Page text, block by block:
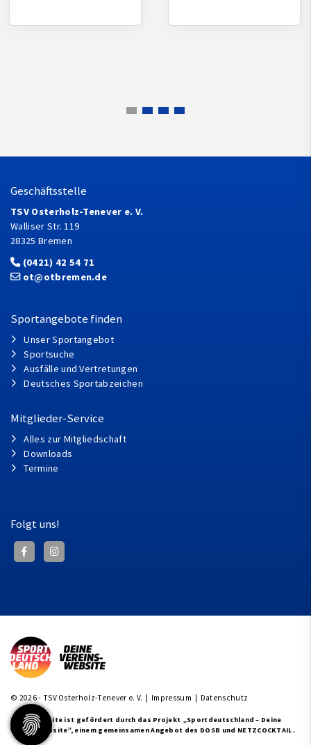
Geschäftsstelle
TSV Osterholz-Tenever e. V.
Walliser Str. 119
28325 Bremen
(0421) 42 54 71
ot@otbremen.de
Sportangebote finden
Unser Sportangebot
Sportsuche
Ausfälle und Vertretungen
Deutsches Sportabzeichen
Mitglieder-Service
Alles zur Mitgliedschaft
Downloads
Termine
Folgt uns!
© 2026 - TSV Osterholz-Tenever e. V. | Impressum Datenschutz
Diese Website ist gefördert durch das Projekt „Sportdeutschland – Deine
Vereinswebsite”, einem gemeinsamen Angebot des DOSB und NETZCOCKTAIL.